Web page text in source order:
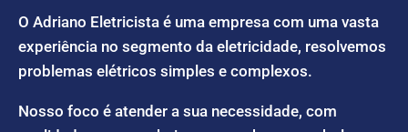
O Adriano Eletricista é uma empresa com uma vasta
experiência no segmento da eletricidade, resolvemos
problemas elétricos simples e complexos.
Nosso foco é atender a sua necessidade, com